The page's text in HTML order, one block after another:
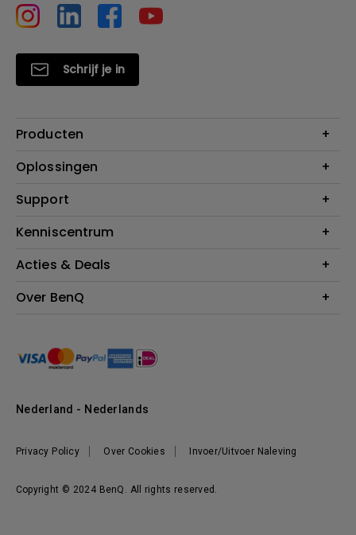
Schrijf je in
Producten
Projectoren
Verlichting
Speakers
Oplossingen
Education
Support
Contact
BenQ Shop - FAQ
BenQ Shop - Retourneren
Kenniscentrum
Blog
Acties & Deals
Evenementen & Promoties
Over BenQ
Management
Nieuws
Werken bij BenQ
Copyright © 2024 BenQ. All rights reserved.
Privacy Policy Over Cookies Invoer/Uitvoer Naleving
Nederland - Nederlands